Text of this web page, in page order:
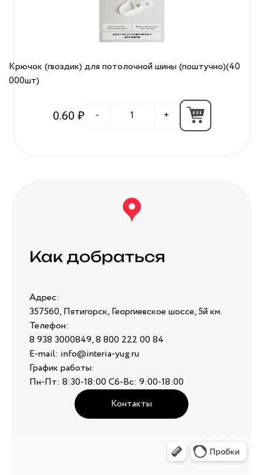
Крючок (гвоздик) для потолочной шины (поштучно)(40
000шт)
0.60 ₽ - +
Как добраться
Адрес:
357560, Пятигорск, Георгиевское шоссе, 5й км.
Телефон:
8 938 3000849, 8 800 222 00 84
E-mail: info@interia-yug.ru
График работы:
Пн-Пт: 8:30-18:00 Сб-Вс: 9:00-18:00
Контакты